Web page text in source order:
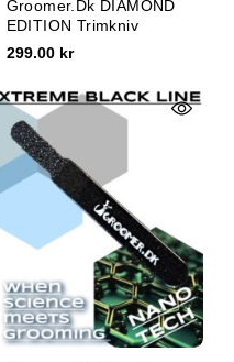
Groomer.dk DIAMOND
EDITION Trimkniv
299.00 kr